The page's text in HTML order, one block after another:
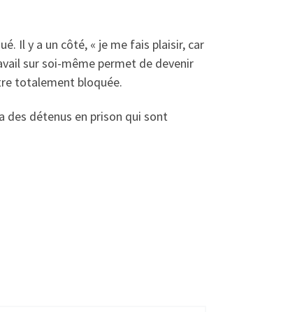
Il y a un côté, « je me fais plaisir, car
sur soi-même permet de devenir
totalement bloquée.
des détenus en prison qui sont